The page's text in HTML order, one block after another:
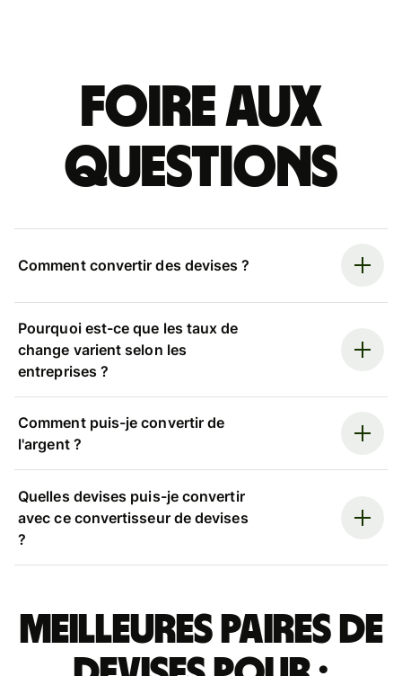
Foire aux
questions
Comment convertir des devises ?
Pourquoi est-ce que les taux de
change varient selon les
entreprises ?
Comment puis-je convertir de
l'argent ?
Quelles devises puis-je convertir
avec ce convertisseur de devises
?
Meilleures paires de